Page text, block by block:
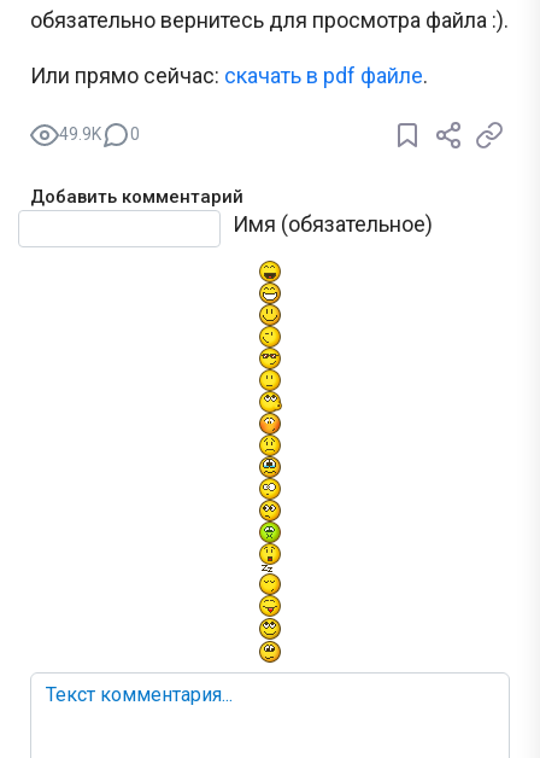
обязательно вернитесь для просмотра файла :).
Или прямо сейчас: cкачать в pdf файле.
49.9K 0
Добавить комментарий
Имя (обязательное)